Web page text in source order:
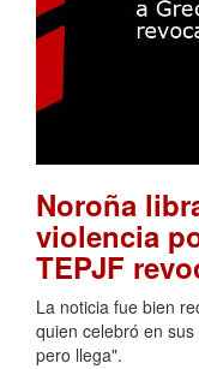
Noroña
violencia
TEPJF
La noticia fue bien
quien celebró en
pero llega".